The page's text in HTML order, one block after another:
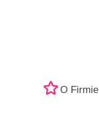
O Firmie